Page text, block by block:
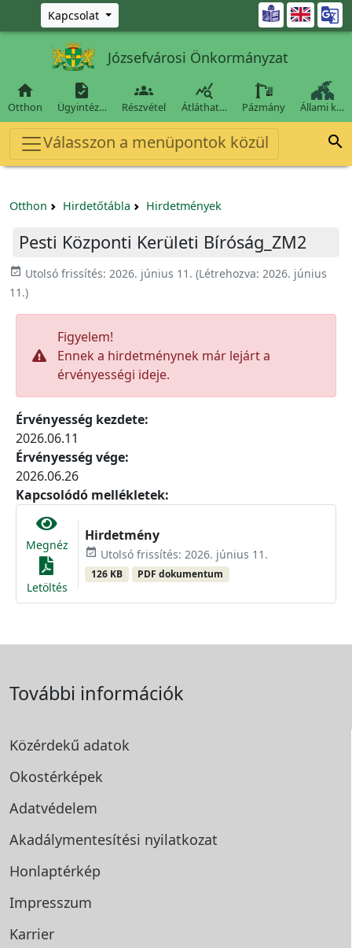
Ugrás a fő tartalomra
Kapcsolat 
Józsefvárosi Önkormányzat

Otthon

Ügyintéz…

Részvétel

Átláthat… Pázmány Állami k…
Válasszon a menüpontok közül 
Otthon Hirdetőtábla Hirdetmények
Pesti Központi Kerületi Bíróság_ZM2
event_available Utolsó frissítés: 2026. június 11. (Létrehozva: 2026. június
11.)
Figyelem!
Ennek a hirdetménynek már lejárt a
érvényességi ideje.
Érvényesség kezdete:
2026.06.11
Érvényesség vége:
2026.06.26
Kapcsolódó mellékletek:
Megnéz
Letöltés
Hirdetmény
event_available Utolsó frissítés: 2026. június 11.
126 KB PDF dokumentum
További információk
Közérdekű adatok
Okostérképek
Adatvédelem
Akadálymentesítési nyilatkozat
Honlaptérkép
Impresszum
Karrier